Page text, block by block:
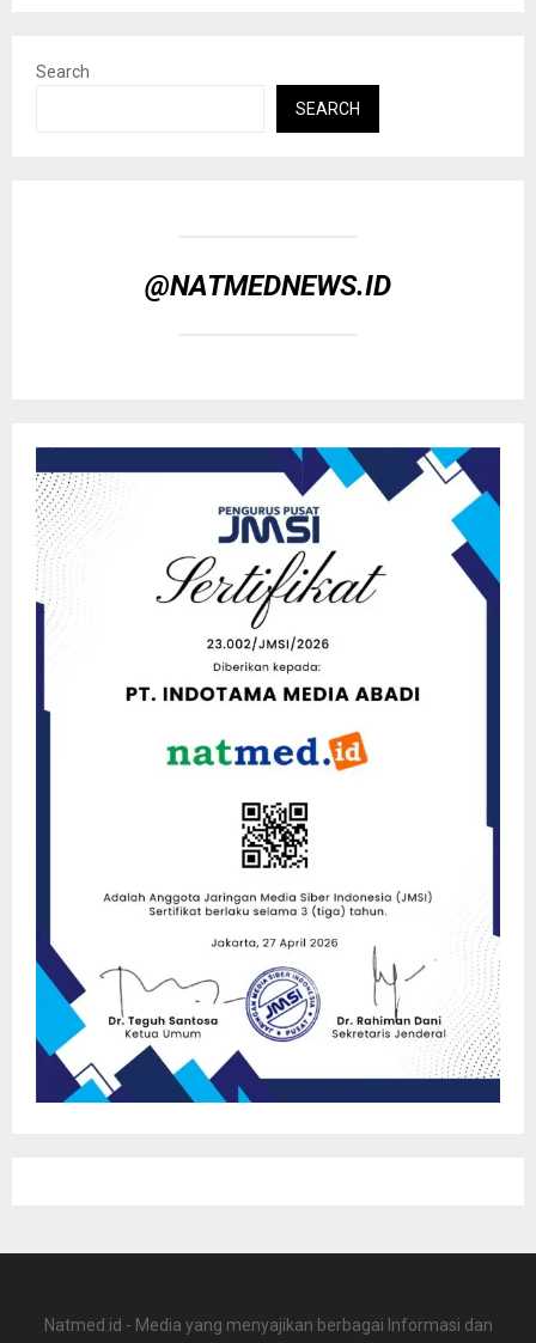
Search
SEARCH
@NATMEDNEWS.ID
Natmed.id - Media yang menyajikan berbagai Informasi dan